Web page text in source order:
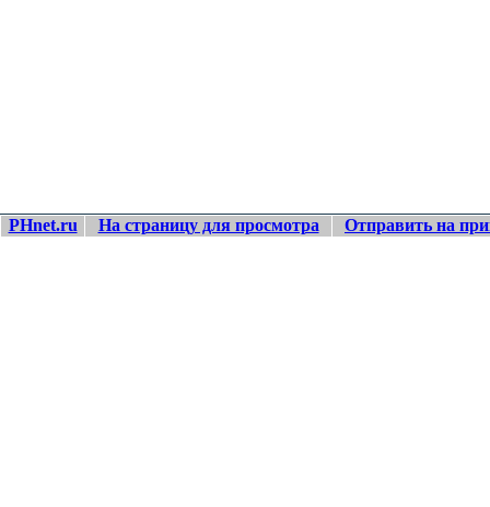
PHnet.ru На страницу для просмотра Отправить на